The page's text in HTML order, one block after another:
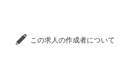
この求人の作成者について